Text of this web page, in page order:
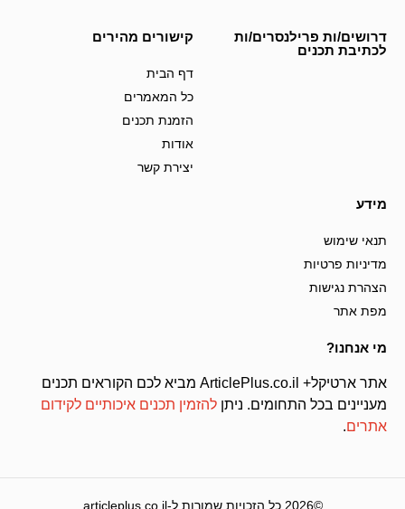
דרושים/ות פרילנסרים/ות
לכתיבת תכנים
קישורים מהירים
דף הבית
כל המאמרים
הזמנת תכנים
אודות
יצירת קשר
מידע
תנאי שימוש
מדיניות פרטיות
הצהרת נגישות
מפת אתר
מי אנחנו?
אתר ארטיקל+ ArticlePlus.co.il מביא לכם הקוראים תכנים
מעניינים בכל התחומים. ניתן להזמין תכנים איכותיים לקידום
אתרים.
©2026 כל הזכויות שמורות ל-articleplus.co.il